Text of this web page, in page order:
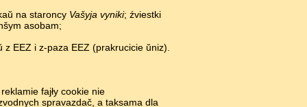
na staroncy Vašyja vyniki; źviestki
asobam;
EEZ i z-paza EEZ (prakrucicie ŭniz).
fajły cookie nie
spravazdač, a taksama dla